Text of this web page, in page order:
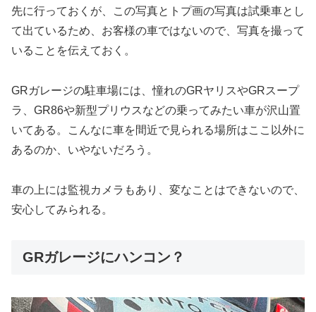
先に行っておくが、この写真とトプ画の写真は試乗車とし
て出ているため、お客様の車ではないので、写真を撮って
いることを伝えておく。
GRガレージの駐車場には、憧れのGRヤリスやGRスープ
ラ、GR86や新型プリウスなどの乗ってみたい車が沢山置
いてある。こんなに車を間近で見られる場所はここ以外に
あるのか、いやないだろう。
車の上には監視カメラもあり、変なことはできないので、
安心してみられる。
GRガレージにハンコン？